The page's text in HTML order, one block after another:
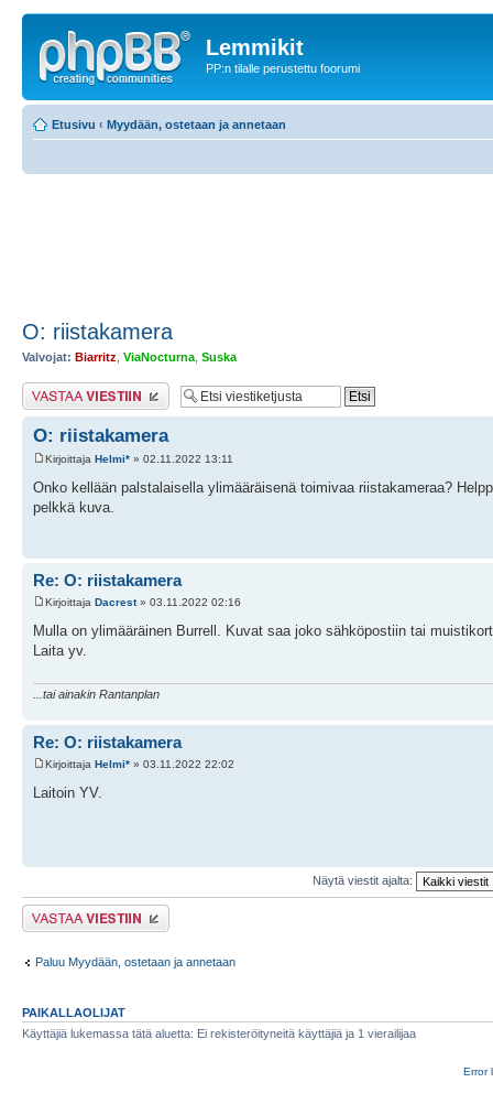
Lemmikit
PP:n tilalle perustettu foorumi
Etusivu ‹ Myydään, ostetaan ja annetaan
O: riistakamera
Valvojat: Biarritz ViaNocturna Suska
Lähetä vastaus
O: riistakamera
Kirjoittaja Helmi* » 02.11.2022 13:11
Onko kellään palstalaisella ylimääräisenä toimivaa riistakameraa?
pelkkä kuva.
Re: O: riistakamera
Kirjoittaja Dacrest» 03.11.2022 02:16
Mulla on ylimääräinen Burrell. Kuvat saa joko sähköpostiin tai
Laita yv.
...tai ainakin Rantanplan
Re: O: riistakamera
Kirjoittaja Helmi* » 03.11.2022 22:02
Laitoin YV.
Näytä viestit ajalta:
Lähetä vastaus
Paluu Myydään, ostetaan ja annetaan
PAIKALLAOLIJAT
Käyttäjiä lukemassa tätä aluetta: Ei rekisteröityneitä käyttäjiä ja 1 vierailijaa
Error